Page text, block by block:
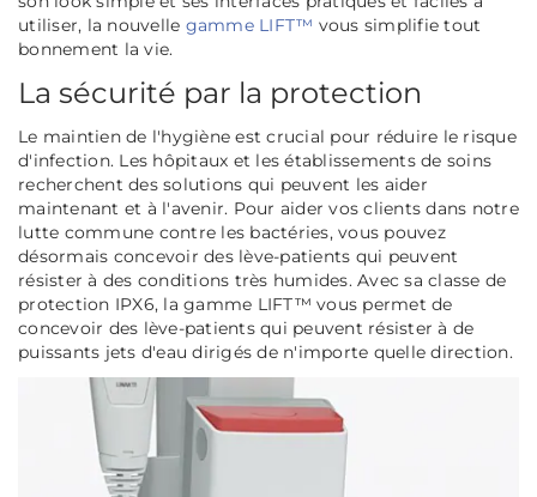
utiliser, la nouvelle gamme LIFT™ vous simplifie tout
bonnement la vie.
La sécurité par la protection
Le maintien de l'hygiène est crucial pour réduire le risque
d'infection. Les hôpitaux et les établissements de soins
recherchent des solutions qui peuvent les aider
maintenant et à l'avenir. Pour aider vos clients dans notre
lutte commune contre les bactéries, vous pouvez
désormais concevoir des lève-patients qui peuvent
résister à des conditions très humides. Avec sa classe de
protection IPX6, la gamme LIFT™ vous permet de
concevoir des lève-patients qui peuvent résister à de
puissants jets d'eau dirigés de n'importe quelle direction.